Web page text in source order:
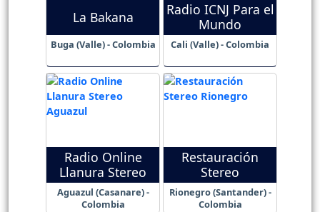
La Bakana
Buga (Valle) - Colombia
Radio ICNJ Para el
Mundo
Cali (Valle) - Colombia
Radio Online
Llanura Stereo
Aguazul (Casanare) -
Colombia
Restauración
Stereo
Rionegro (Santander) -
Colombia